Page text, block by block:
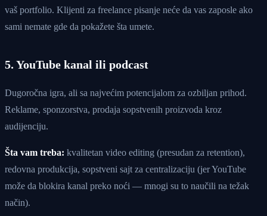
vaš portfolio. Klijenti za freelance pisanje neće da vas zaposle ako
sami nemate gde da pokažete šta umete.
5. YouTube kanal ili podcast
Dugoročna igra, ali sa najvećim potencijalom za ozbiljan prihod.
Reklame, sponzorstva, prodaja sopstvenih proizvoda kroz
audijenciju.
Šta vam treba: kvalitetan video editing (presudan za retention),
redovna produkcija, sopstveni sajt za centralizaciju (jer YouTube
može da blokira kanal preko noći — mnogi su to naučili na težak
način).